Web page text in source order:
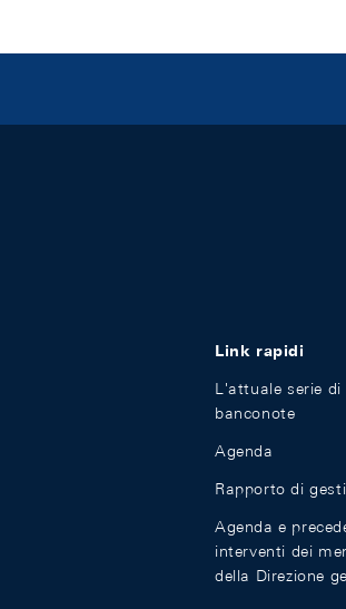
Link rapidi
L'attuale serie di
banconote
Agenda
Rapporto di
Agenda e
interventi dei
della Direzione